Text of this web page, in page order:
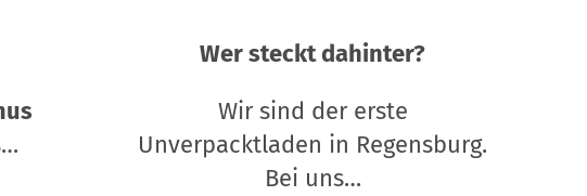
Wer steckt dahinter?
Wir sind der erste
Unverpacktladen in Regensburg.
Bei uns…